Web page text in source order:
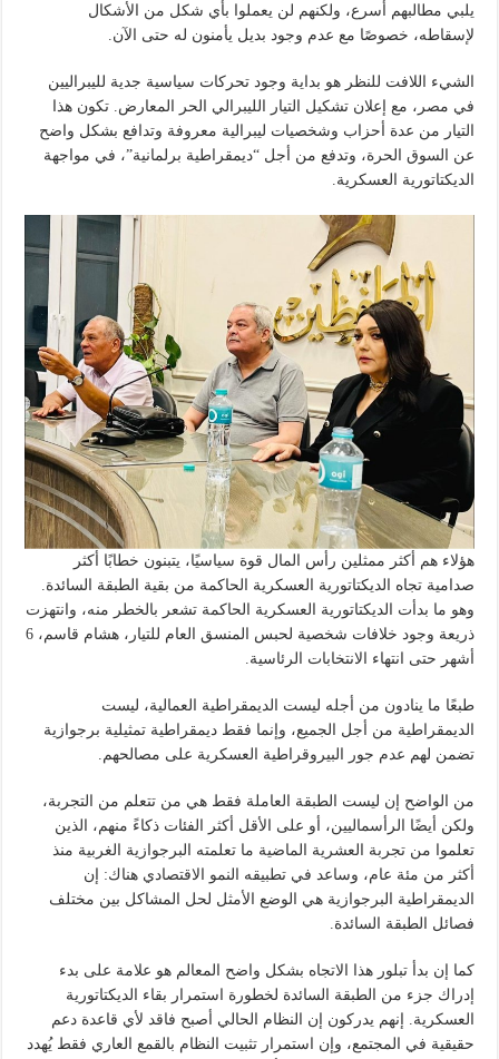
يلبي مطالبهم أسرع، ولكنهم لن يعملوا بأي شكل من الأشكال
لإسقاطه، خصوصًا مع عدم وجود بديل يأمنون له حتى الآن.
الشيء اللافت للنظر هو بداية وجود تحركات سياسية جدية لليبراليين
في مصر، مع إعلان تشكيل التيار الليبرالي الحر المعارض. تكون هذا
التيار من عدة أحزاب وشخصيات ليبرالية معروفة وتدافع بشكل واضح
عن السوق الحرة، وتدفع من أجل “ديمقراطية برلمانية”، في مواجهة
الديكتاتورية العسكرية.
هؤلاء هم أكثر ممثلين رأس المال قوة سياسيًا، يتبنون خطابًا أكثر
صدامية تجاه الديكتاتورية العسكرية الحاكمة من بقية الطبقة السائدة.
وهو ما بدأت الديكتاتورية العسكرية الحاكمة تشعر بالخطر منه، وانتهزت
ذريعة وجود خلافات شخصية لحبس المنسق العام للتيار، هشام قاسم، 6
أشهر حتى انتهاء الانتخابات الرئاسية.
طبعًا ما ينادون من أجله ليست الديمقراطية العمالية، ليست
الديمقراطية من أجل الجميع، وإنما فقط ديمقراطية تمثيلية برجوازية
تضمن لهم عدم جور البيروقراطية العسكرية على مصالحهم.
من الواضح إن ليست الطبقة العاملة فقط هي من تتعلم من التجربة،
ولكن أيضًا الرأسماليين، أو على الأقل أكثر الفئات ذكاءً منهم، الذين
تعلموا من تجربة العشرية الماضية ما تعلمته البرجوازية الغربية منذ
أكثر من مئة عام، وساعد في تطبيقه النمو الاقتصادي هناك: إن
الديمقراطية البرجوازية هي الوضع الأمثل لحل المشاكل بين مختلف
فصائل الطبقة السائدة.
كما إن بدأ تبلور هذا الاتجاه بشكل واضح المعالم هو علامة على بدء
إدراك جزء من الطبقة السائدة لخطورة استمرار بقاء الديكتاتورية
العسكرية. إنهم يدركون إن النظام الحالي أصبح فاقد لأي قاعدة دعم
حقيقية في المجتمع، وإن استمرار تثبيت النظام بالقمع العاري فقط يُهدد